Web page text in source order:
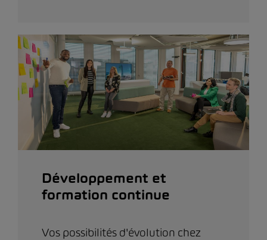
Développement et
formation continue
Vos possibilités d'évolution chez